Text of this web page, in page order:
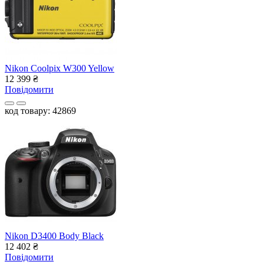
Nikon Coolpix W300 Yellow
12 399 ₴
Повідомити
код товару: 42869
Nikon D3400 Body Black
12 402 ₴
Повідомити